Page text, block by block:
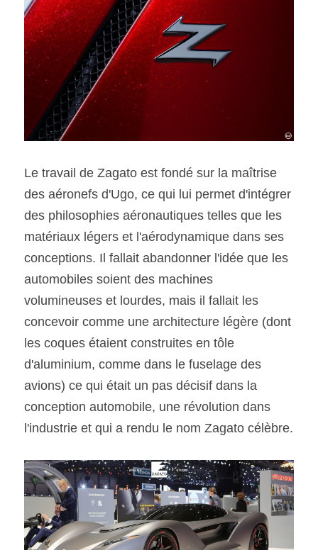
Le travail de Zagato est fondé sur la maîtrise
des aéronefs d'Ugo, ce qui lui permet d'intégrer
des philosophies aéronautiques telles que les
matériaux légers et l'aérodynamique dans ses
conceptions. Il fallait abandonner l'idée que les
automobiles soient des machines
volumineuses et lourdes, mais il fallait les
concevoir comme une architecture légère (dont
les coques étaient construites en tôle
d'aluminium, comme dans le fuselage des
avions) ce qui était un pas décisif dans la
conception automobile, une révolution dans
l'industrie et qui a rendu le nom Zagato célèbre.